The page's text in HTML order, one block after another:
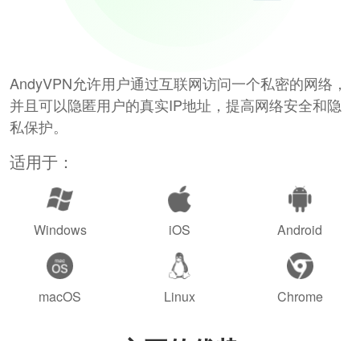
AndyVPN允许用户通过互联网访问一个私密的网络，
并且可以隐匿用户的真实IP地址，提高网络安全和隐
私保护。
适用于：
Windows iOS Android
macOS Linux Chrome